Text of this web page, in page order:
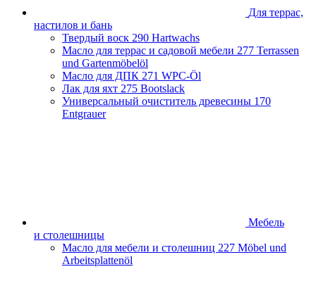
Для террас,
настилов и бань
Твердый воск 290 Hartwachs
Масло для террас и садовой мебели 277 Terrassen
und Gartenmöbelöl
Масло для ДПК 271 WPC-Öl
Лак для яхт 275 Bootslack
Универсальный очиститель древесины 170
Entgrauer
Мебель
и столешницы
Масло для мебели и столешниц 227 Möbel und
Arbeitsplattenöl